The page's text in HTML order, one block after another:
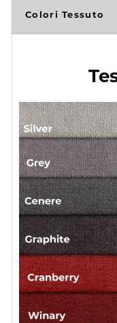
Colori Tessuto